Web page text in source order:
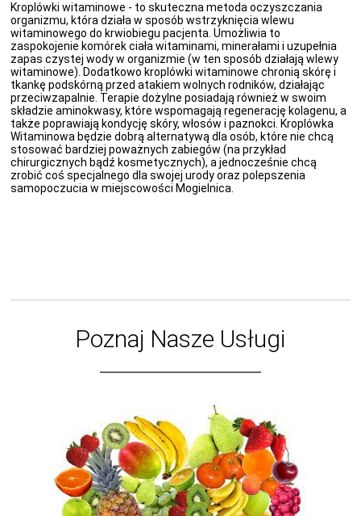
Kroplówki witaminowe - to skuteczna metoda oczyszczania
organizmu, która działa w sposób wstrzyknięcia wlewu
witaminowego do krwiobiegu pacjenta. Umożliwia to
zaspokojenie komórek ciała witaminami, minerałami i uzupełnia
zapas czystej wody w organizmie (w ten sposób działają wlewy
witaminowe). Dodatkowo kroplówki witaminowe chronią skórę i
tkankę podskórną przed atakiem wolnych rodników, działając
przeciwzapalnie. Terapie dożylne posiadają również w swoim
składzie aminokwasy, które wspomagają regenerację kolagenu, a
także poprawiają kondycję skóry, włosów i paznokci. Kroplówka
Witaminowa będzie dobrą alternatywą dla osób, które nie chcą
stosować bardziej poważnych zabiegów (na przykład
chirurgicznych bądź kosmetycznych), a jednocześnie chcą
zrobić coś specjalnego dla swojej urody oraz polepszenia
samopoczucia w miejscowości Mogielnica.
Poznaj Nasze Usługi